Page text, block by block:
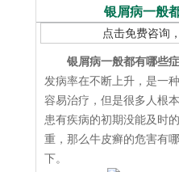
银屑病一般
点击免费咨询
银屑病一般都有哪些
发病率在不断上升，是一
容易治疗，但是很多人根
患有疾病的初期没能及时
重，那么牛皮癣的危害有
下。